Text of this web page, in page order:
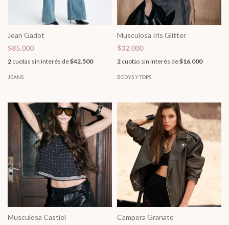
Jean Gadot
$85.000
2 cuotas sin interés de$42.500
JEANS
Musculosa Iris Glitter
$32.000
2 cuotas sin interés de$16.000
BODYS Y TOPS
Musculosa Castiel
Campera Granate